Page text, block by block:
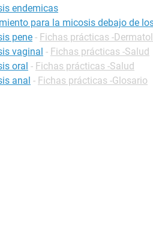
endemicas
para la micosis debajo de
pene - Fichas prácticas -
vaginal - Fichas prácticas -Salud
oral - Fichas prácticas -Salud
anal - Fichas prácticas -Glosario